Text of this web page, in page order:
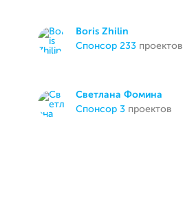
Boris Zhilin
спонсор 233 проектов
Светлана Фомина
спонсор 3 проектов